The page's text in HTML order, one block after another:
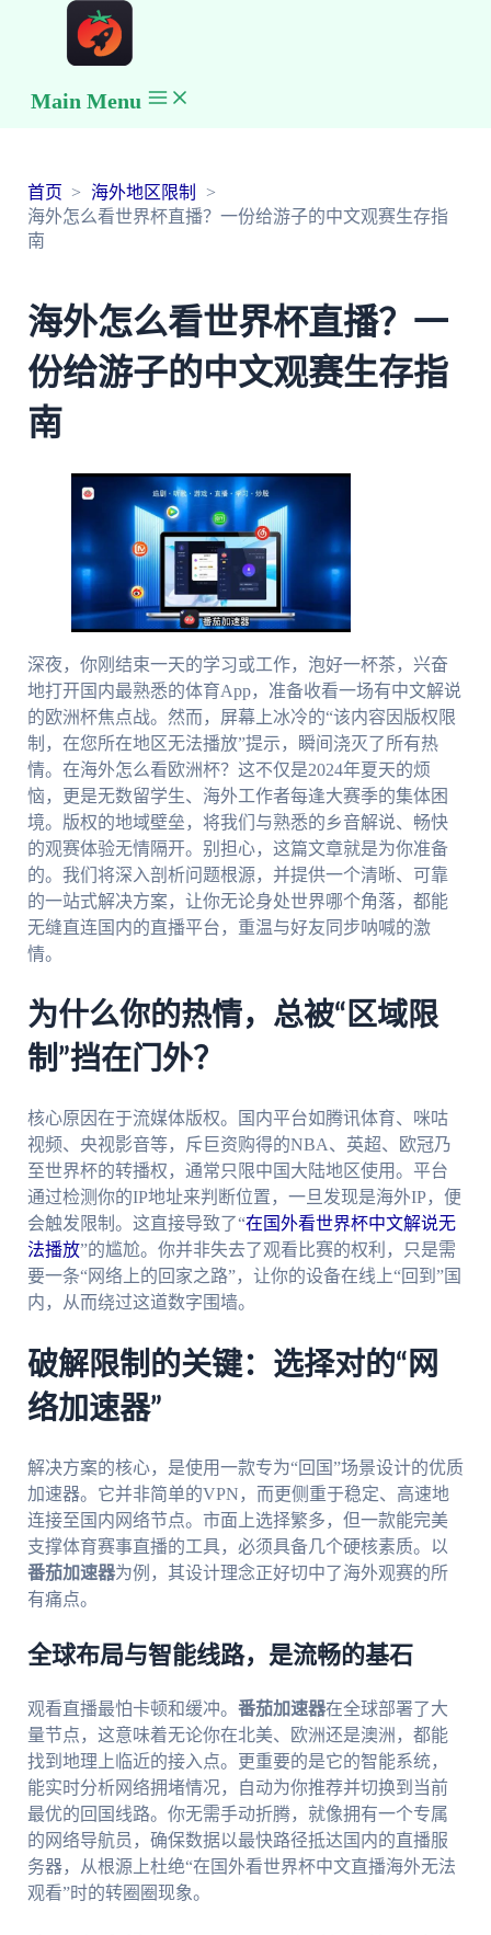
Main Menu
首页
海外地区限制
海外怎么看世界杯直播？一份给游子的中文观赛生存指
南
海外怎么看世界杯直播？一
份给游子的中文观赛生存指
南
深夜，你刚结束一天的学习或工作，泡好一杯茶，兴奋
地打开国内最熟悉的体育App，准备收看一场有中文解说
的欧洲杯焦点战。然而，屏幕上冰冷的“该内容因版权限
制，在您所在地区无法播放”提示，瞬间浇灭了所有热
情。在海外怎么看欧洲杯？这不仅是2024年夏天的烦
恼，更是无数留学生、海外工作者每逢大赛季的集体困
境。版权的地域壁垒，将我们与熟悉的乡音解说、畅快
的观赛体验无情隔开。别担心，这篇文章就是为你准备
的。我们将深入剖析问题根源，并提供一个清晰、可靠
的一站式解决方案，让你无论身处世界哪个角落，都能
无缝直连国内的直播平台，重温与好友同步呐喊的激
情。
为什么你的热情，总被“区域限
制”挡在门外？
核心原因在于流媒体版权。国内平台如腾讯体育、咪咕
视频、央视影音等，斥巨资购得的NBA、英超、欧冠乃
至世界杯的转播权，通常只限中国大陆地区使用。平台
通过检测你的IP地址来判断位置，一旦发现是海外IP，便
会触发限制。这直接导致了“在国外看世界杯中文解说无
法播放”的尴尬。你并非失去了观看比赛的权利，只是需
要一条“网络上的回家之路”，让你的设备在线上“回到”国
内，从而绕过这道数字围墙。
破解限制的关键：选择对的“网
络加速器”
解决方案的核心，是使用一款专为“回国”场景设计的优质
加速器。它并非简单的VPN，而更侧重于稳定、高速地
连接至国内网络节点。市面上选择繁多，但一款能完美
支撑体育赛事直播的工具，必须具备几个硬核素质。以
番茄加速器为例，其设计理念正好切中了海外观赛的所
有痛点。
全球布局与智能线路，是流畅的基石
观看直播最怕卡顿和缓冲。 番茄加速器在全球部署了大
量节点，这意味着无论你在北美、欧洲还是澳洲，都能
找到地理上临近的接入点。更重要的是它的智能系统，
能实时分析网络拥堵情况，自动为你推荐并切换到当前
最优的回国线路。你无需手动折腾，就像拥有一个专属
的网络导航员，确保数据以最快路径抵达国内的直播服
务器，从根源上杜绝“在国外看世界杯中文直播海外无法
观看”时的转圈圈现象。